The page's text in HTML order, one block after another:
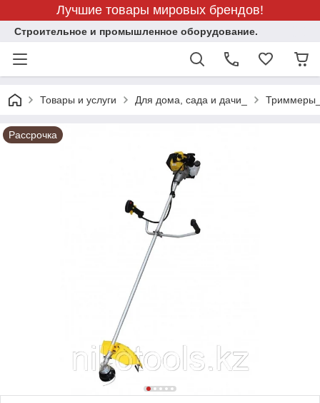
Лучшие товары мировых брендов!
Строительное и промышленное оборудование.
Товары и услуги Для дома, сада и дачи_
Рассрочка